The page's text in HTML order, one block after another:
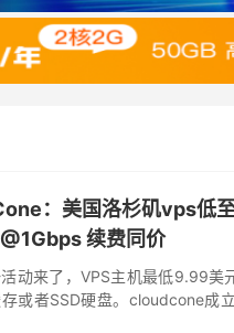
：美国洛杉矶vps低
续费同价
动来了，VPS主机最低9.99美
或者SSD硬盘。cloudcone成